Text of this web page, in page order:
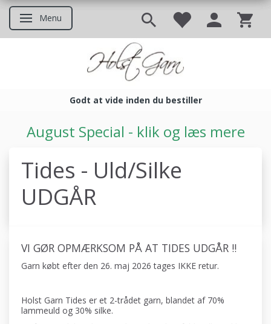
Skifte navigation
Menu
Godt at vide inden du bestiller
August Special - klik og læs mere
Tides - Uld/Silke
UDGÅR
VI GØR OPMÆRKSOM PÅ AT TIDES UDGÅR !!
Garn købt efter den 26. maj 2026 tages IKKE retur.
Holst Garn Tides er et 2-trådet garn, blandet af 70%
lammeuld og 30% silke.